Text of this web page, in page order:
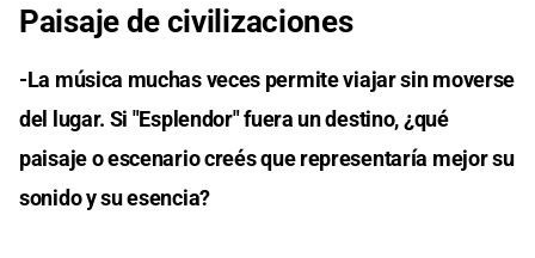
Paisaje de civilizaciones
-La música muchas veces permite viajar sin moverse
del lugar. Si "Esplendor" fuera un destino, ¿qué
paisaje o escenario creés que representaría mejor su
sonido y su esencia?